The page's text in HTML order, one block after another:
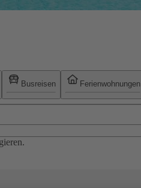
Busreisen Ferienwohnungen